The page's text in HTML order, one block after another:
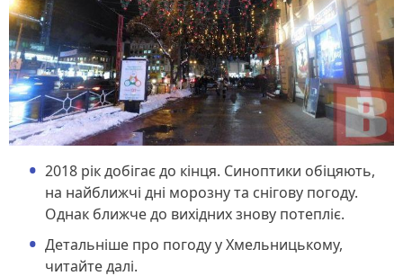
2018 рік добігає до кінця. Синоптики обіцяють,
на найближчі дні морозну та снігову погоду.
Однак ближче до вихідних знову потепліє.
Детальніше про погоду у Хмельницькому,
читайте далі.